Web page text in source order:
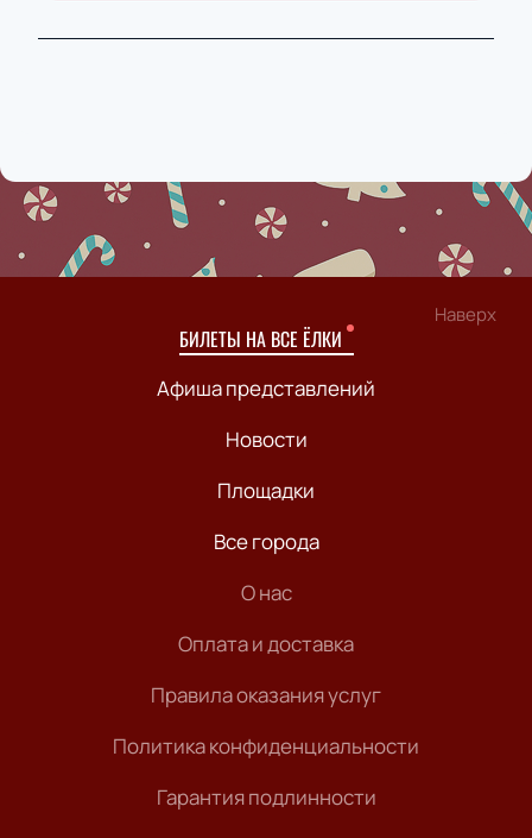
Наверх
БИЛЕТЫ НА ВСЕ ЁЛКИ
Афиша представлений
Новости
Площадки
Все города
О нас
Оплата и доставка
Правила оказания услуг
Политика конфиденциальности
Гарантия подлинности